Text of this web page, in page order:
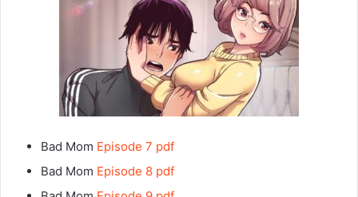
Bad Mom Episode 7 pdf
Bad Mom Episode 8 pdf